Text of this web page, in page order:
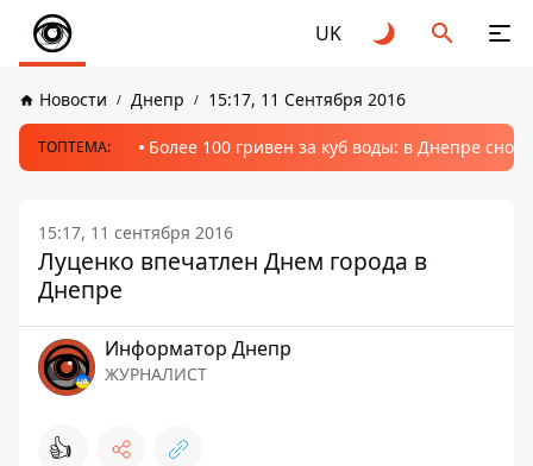
UK
Новости Днепр 15:17, 11 Сентября 2016
ТОПТЕМА: Более 100 гривен за куб воды: в Днепре
15:17, 11 сентября 2016
Луценко впечатлен Днем города в
Днепре
Информатор Днепр
ЖУРНАЛИСТ
👍